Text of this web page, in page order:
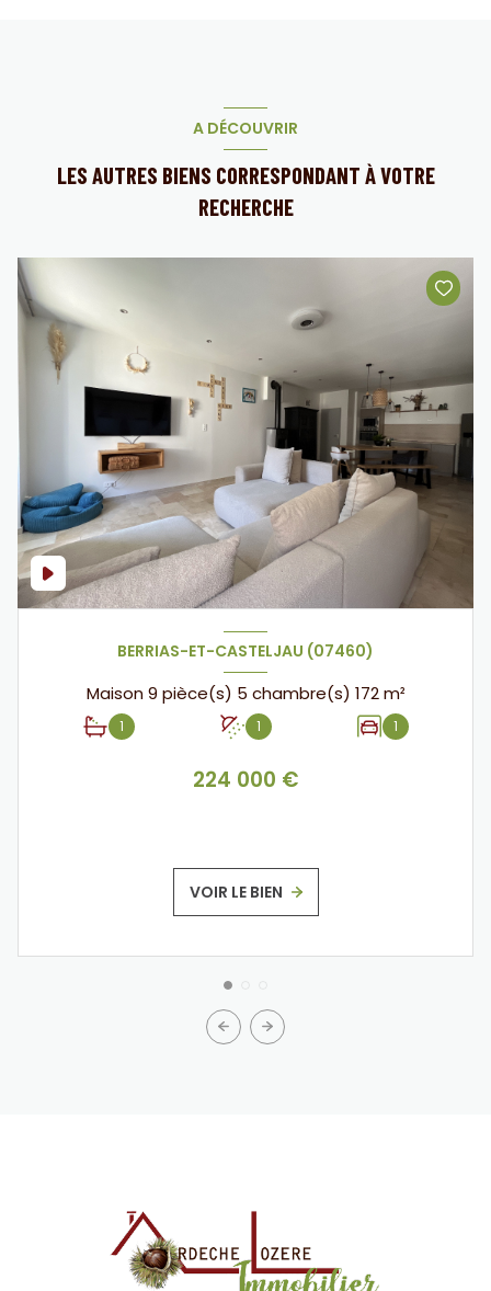
A DÉCOUVRIR
LES AUTRES BIENS CORRESPONDANT À VOTRE
RECHERCHE
BERRIAS-ET-CASTELJAU (07460)
Maison 9 pièce(s) 5 chambre(s) 172 m²
1 1 1
224 000 €
VOIR LE BIEN